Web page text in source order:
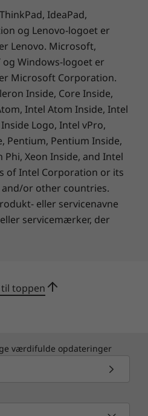
frys.
trusler
avancerede
og software-
fra computer til
Pluton - en hardware-
og datalæk.
anvendes*
certificeret
Module (fTPM) 2.0
Slot™
sikkerhed
chip (MOC)
med tænd-/sluk-knap
IdeaPad,
og Lenovo-logoet er
Lenovo. Microsoft,
og Windows-logoet er
Microsoft Corporation.
Inside, Core Inside,
Intel Atom Inside, Intel
Logo, Intel vPro,
Pentium, Pentium Inside,
Phi, Xeon Inside, and Intel
of Intel Corporation or its
and/or other countries.
eller servicenavne
servicemærker, der
toppen
værdifulde opdateringer